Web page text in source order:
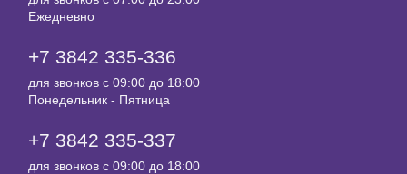
Ежедневно
+7 3842 335‑336
для звонков с 09:00 до 18:00
Понедельник - Пятница
+7 3842 335‑337
для звонков с 09:00 до 18:00